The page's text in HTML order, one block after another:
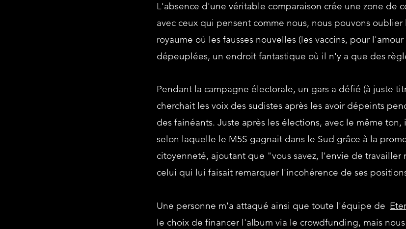
L'absence d'une véritable comparaison crée une zone de
avec ceux qui pensent comme nous, nous pouvons
royaume où les fausses nouvelles (les vaccins, pour
dépeuplées, un endroit fantastique où il n'y a que des
Pendant la campagne électorale, un gars a défié (à juste
cherchait les voix des sudistes après les avoir dépeints
des fainéants. Juste après les élections, avec le même
selon laquelle le M5S gagnait dans le Sud grâce à la
citoyenneté, ajoutant que "vous savez, l'envie de travailler
celui qui lui faisait remarquer l'incohérence de ses
Une personne m'a attaqué ainsi que toute l'équipe de
le choix de financer l'album via le crowdfunding, mais